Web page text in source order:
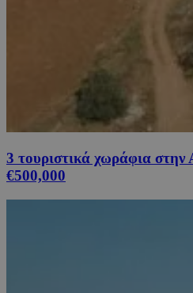
3 τουριστικά χωράφια
€500,000